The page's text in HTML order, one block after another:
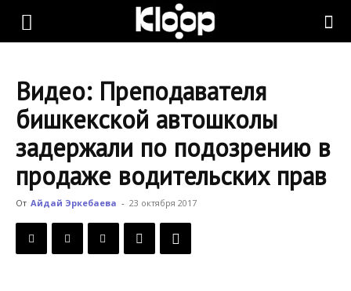
KLOOP.KG
Новости
Кыргызстана
Видео: Преподавателя
бишкекской автошколы
задержали по подозрению в
продаже водительских прав
От Айдай Эркебаева - 23 октября 2017